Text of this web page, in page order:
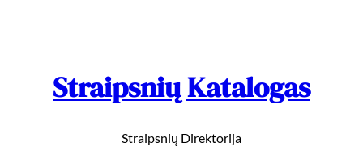
Straipsnių Katalogas
Straipsnių Direktorija